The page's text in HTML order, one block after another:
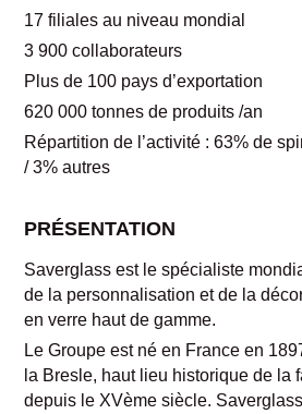
17 filiales au niveau mondial
3 900 collaborateurs
Plus de 100 pays d’exportation
620 000 tonnes de produits /an
Répartition de l’activité : 63% de
/ 3% autres
PRÉSENTATION
Saverglass est le spécialiste
de la personnalisation et de la
en verre haut de gamme.
Le Groupe est né en France en
la Bresle, haut lieu historique de la
depuis le XVème siècle.